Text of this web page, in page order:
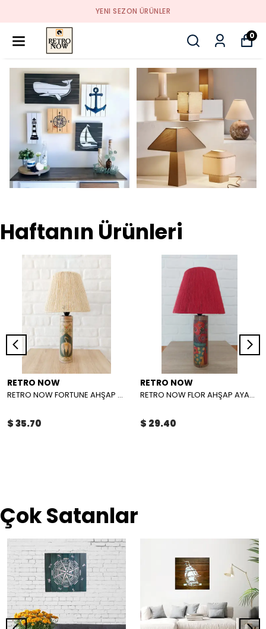
YENI SEZON ÜRÜNLER
0
Haftanın Ürünleri
RETRO NOW
RETRO NOW FORTUNE AHŞAP AYAKLI ABAJUR
$ 35.70
RETRO NOW
RETRO NOW FLOR AHŞAP AYAKLI ABAJUR
$ 29.40
Çok Satanlar